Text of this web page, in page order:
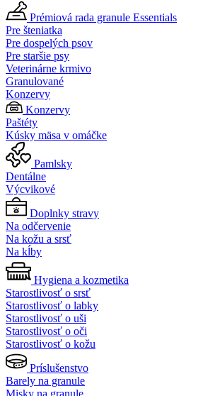
Prémiová rada granule Essentials
Pre šteniatka
Pre dospelých psov
Pre staršie psy
Veterinárne krmivo
Granulované
Konzervy
Konzervy
Paštéty
Kúsky mäsa v omáčke
Pamlsky
Dentálne
Výcvikové
Doplnky stravy
Na odčervenie
Na kožu a srsť
Na kĺby
Hygiena a kozmetika
Starostlivosť o srsť
Starostlivosť o labky
Starostlivosť o uši
Starostlivosť o oči
Starostlivosť o kožu
Príslušenstvo
Barely na granule
Misky na granule